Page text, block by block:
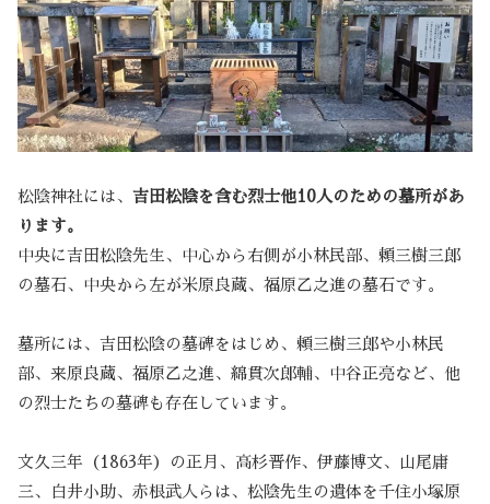
松陰神社には、 吉田松陰を含む烈士他10人のための墓所があ
ります。
中央に吉田松陰先生、中心から右側が小林民部、頼三樹三郎
の墓石、中央から左が米原良蔵、福原乙之進の墓石です。
墓所には、吉田松陰の墓碑をはじめ、頼三樹三郎や小林民
部、来原良蔵、福原乙之進、綿貫次郎輔、中谷正亮など、他
の烈士たちの墓碑も存在しています。
文久三年（1863年）の正月、高杉晋作、伊藤博文、山尾庸
三、白井小助、赤根武人らは、松陰先生の遺体を千住小塚原